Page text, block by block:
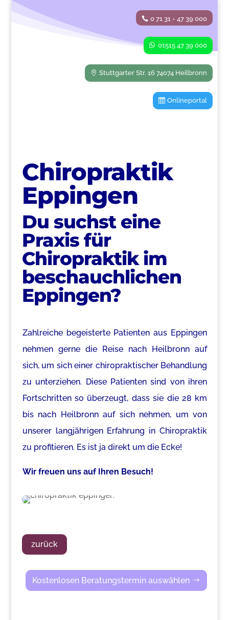
0 71 31 - 47 39 000
01515 47 39 000
Stuttgarter Str. 16 74074 Heilbronn
Onlineportal
Chiropraktik
Eppingen
Du suchst eine
Praxis für
Chiropraktik im
beschauchlichen
Eppingen?
Zahlreiche begeisterte Patienten aus Eppingen
nehmen gerne die Reise nach Heilbronn auf
sich, um sich einer chiropraktischer Behandlung
zu unterziehen. Diese Patienten sind von ihren
Fortschritten so überzeugt, dass sie die 28 km
bis nach Heilbronn auf sich nehmen, um von
unserer langjährigen Erfahrung in Chiropraktik
zu profitieren. Es ist ja direkt um die Ecke!
Wir freuen uns auf Ihren Besuch!
zurück
Kostenlosen Beratungstermin auswählen